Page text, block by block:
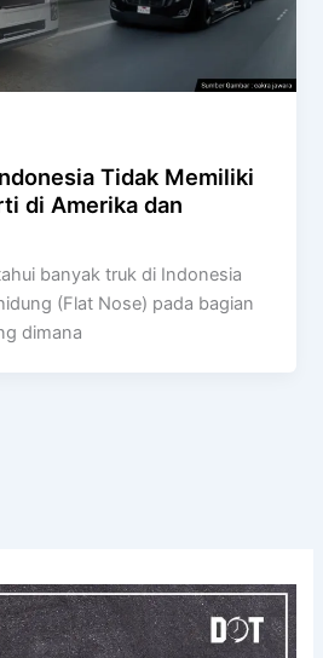
Tidak Memiliki
di Amerika dan
banyak truk di Indonesia
(Flat Nose) pada bagian
dimana